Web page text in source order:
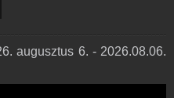
augusztus 6. - 2026.08.06.